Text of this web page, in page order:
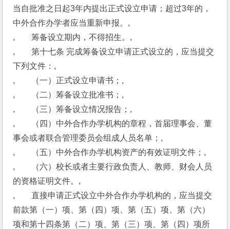
当自批准之日起3年内提出正式设立申请；超过3年的，
中外合作办学者应当重新申报。,
,　　筹备设立期内，不得招生。,
,　　第十七条 完成筹备设立申请正式设立的，应当提交
下列文件：,
,　　（一）正式设立申请书；,
,　　（二）筹备设立批准书；,
,　　（三）筹备设立情况报告；,
,　　（四）中外合作办学机构的章程，首届理事会、董
事会或者联合管理委员会组成人员名单；,
,　　（五）中外合作办学机构资产的有效证明文件；,
,　　（六）校长或者主要行政负责人、教师、财会人员
的资格证明文件。,
,　　直接申请正式设立中外合作办学机构的，应当提交
前款第（一）项、第（四）项、第（五）项、第（六）
项和第十四条第（二）项、第（三）项、第（四）项所